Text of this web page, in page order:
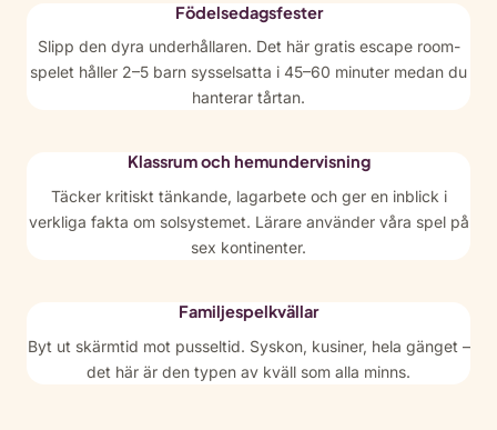
Födelsedagsfester
Slipp den dyra underhållaren. Det här gratis escape room-
spelet håller 2–5 barn sysselsatta i 45–60 minuter medan du
hanterar tårtan.
Klassrum och hemundervisning
Täcker kritiskt tänkande, lagarbete och ger en inblick i
verkliga fakta om solsystemet. Lärare använder våra spel på
sex kontinenter.
Familjespelkvällar
Byt ut skärmtid mot pusseltid. Syskon, kusiner, hela gänget –
det här är den typen av kväll som alla minns.